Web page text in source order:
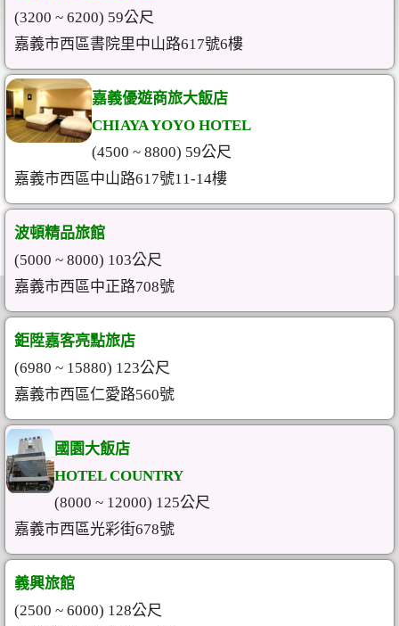
(3200 ~ 6200) 59公尺
嘉義市西區書院里中山路617號6樓
嘉義優遊商旅大飯店
CHIAYA YOYO HOTEL
(4500 ~ 8800) 59公尺
嘉義市西區中山路617號11-14樓
波頓精品旅館
(5000 ~ 8000) 103公尺
嘉義市西區中正路708號
鉅陞嘉客亮點旅店
(6980 ~ 15880) 123公尺
嘉義市西區仁愛路560號
國園大飯店
HOTEL COUNTRY
(8000 ~ 12000) 125公尺
嘉義市西區光彩街678號
義興旅館
(2500 ~ 6000) 128公尺